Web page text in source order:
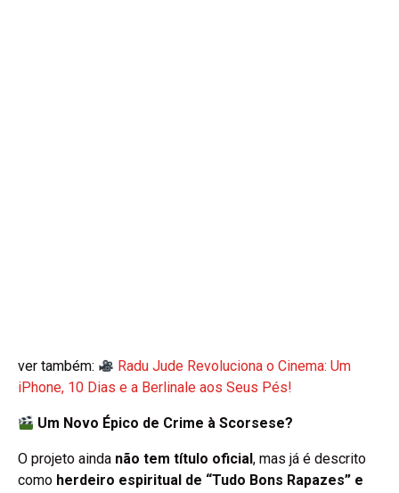
ver também:
Radu Jude Revoluciona o Cinema: Um
iPhone, 10 Dias e a Berlinale aos Seus Pés!
Um Novo Épico de Crime à Scorsese?
O projeto ainda não tem título oficial, mas já é descrito
como herdeiro espiritual de “Tudo Bons Rapazes” e